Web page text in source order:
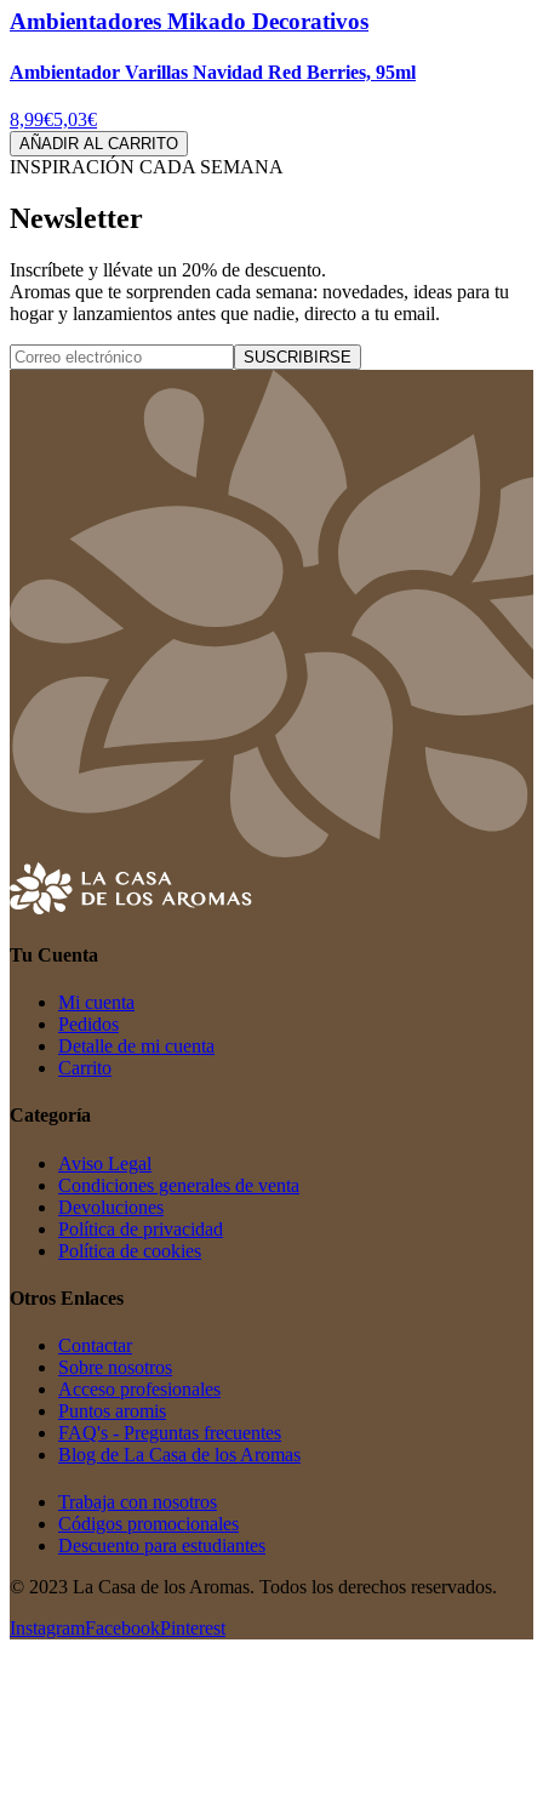
Ambientadores Mikado Decorativos
Ambientador Varillas Navidad Red Berries, 95ml
8,99€5,03€
AÑADIR AL CARRITO
INSPIRACIÓN CADA SEMANA
Newsletter
Inscríbete y llévate un 20% de descuento.
Aromas que te sorprenden cada semana: novedades, ideas para tu
hogar y lanzamientos antes que nadie, directo a tu email.
SUSCRIBIRSE
Tu Cuenta
Mi cuenta
Pedidos
Detalle de mi cuenta
Carrito
Categoría
Aviso Legal
Condiciones generales de venta
Devoluciones
Política de privacidad
Política de cookies
Otros Enlaces
Contactar
Sobre nosotros
Acceso profesionales
Puntos aromis
FAQ's - Preguntas frecuentes
Blog de La Casa de los Aromas
Trabaja con nosotros
Códigos promocionales
Descuento para estudiantes
© 2023 La Casa de los Aromas. Todos los derechos reservados.
InstagramFacebookPinterest